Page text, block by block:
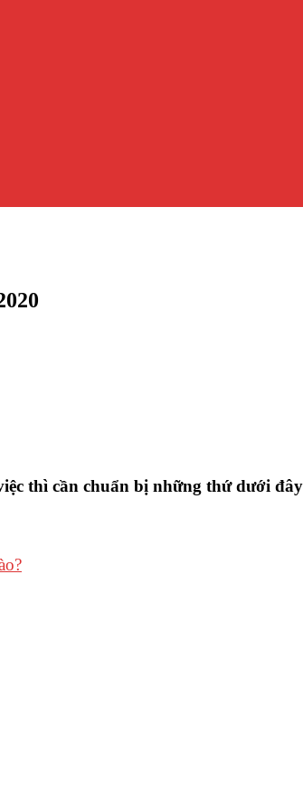
thì cần chuẩn bị những thứ dưới